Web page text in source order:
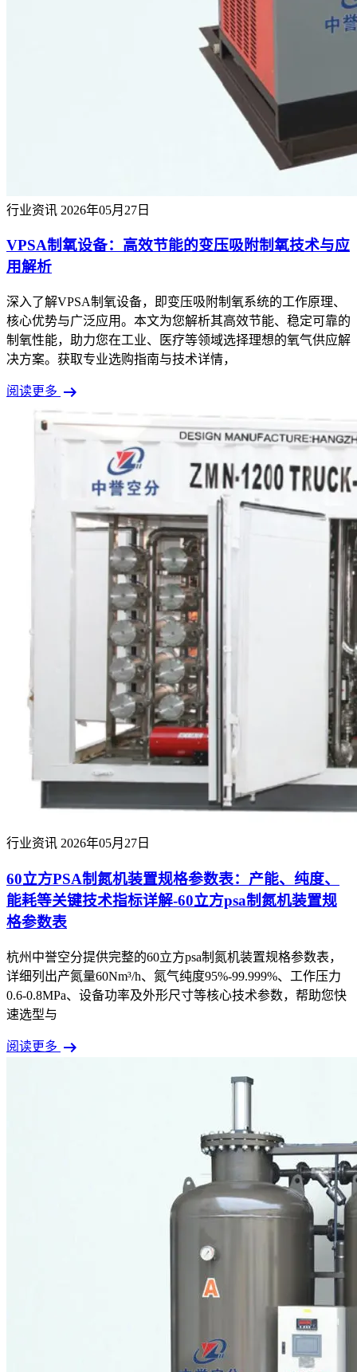
行业资讯 2026年05月27日
VPSA制氧设备：高效节能的变压吸附制氧技术与应
用解析
深入了解VPSA制氧设备，即变压吸附制氧系统的工作原理、
核心优势与广泛应用。本文为您解析其高效节能、稳定可靠的
制氧性能，助力您在工业、医疗等领域选择理想的氧气供应解
决方案。获取专业选购指南与技术详情，
阅读更多 arrow_right_alt
行业资讯 2026年05月27日
60立方PSA制氮机装置规格参数表：产能、纯度、
能耗等关键技术指标详解-60立方psa制氮机装置规
格参数表
杭州中誉空分提供完整的60立方psa制氮机装置规格参数表，
详细列出产氮量60Nm³/h、氮气纯度95%-99.999%、工作压力
0.6-0.8MPa、设备功率及外形尺寸等核心技术参数，帮助您快
速选型与
阅读更多 arrow_right_alt